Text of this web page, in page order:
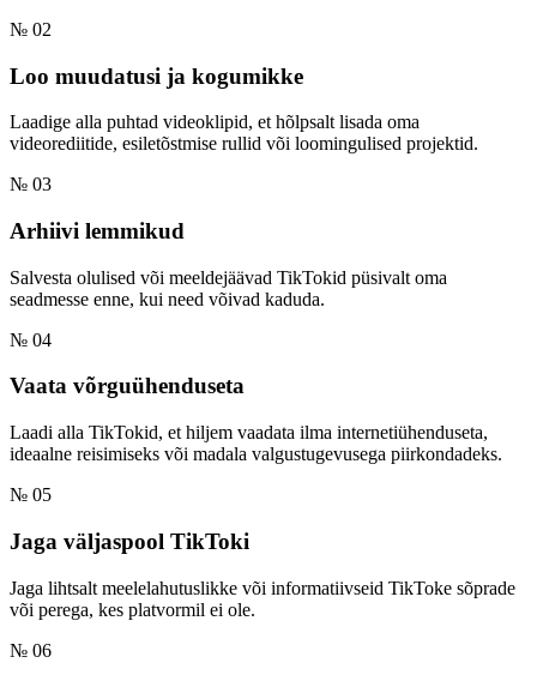
№ 02
Loo muudatusi ja kogumikke
Laadige alla puhtad videoklipid, et hõlpsalt lisada oma
videorediitide, esiletõstmise rullid või loomingulised projektid.
№ 03
Arhiivi lemmikud
Salvesta olulised või meeldejäävad TikTokid püsivalt oma
seadmesse enne, kui need võivad kaduda.
№ 04
Vaata võrguühenduseta
Laadi alla TikTokid, et hiljem vaadata ilma internetiühenduseta,
ideaalne reisimiseks või madala valgustugevusega piirkondadeks.
№ 05
Jaga väljaspool TikToki
Jaga lihtsalt meelelahutuslikke või informatiivseid TikToke sõprade
või perega, kes platvormil ei ole.
№ 06